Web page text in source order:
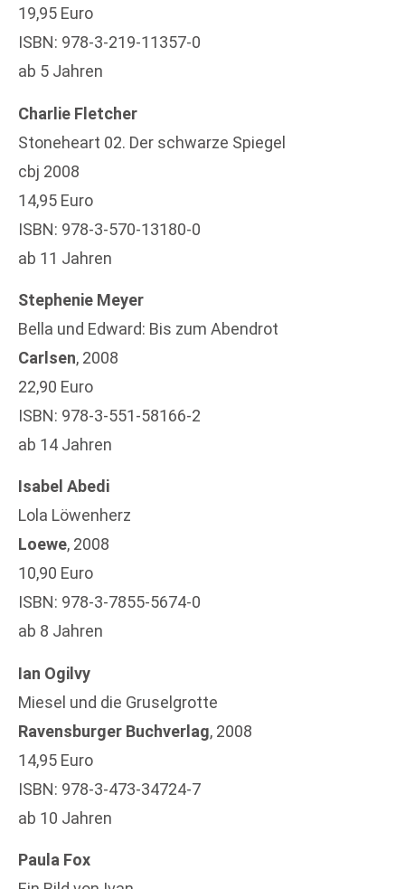
19,95 Euro
ISBN: 978-3-219-11357-0
ab 5 Jahren
Charlie Fletcher
Stoneheart 02. Der schwarze Spiegel
cbj 2008
14,95 Euro
ISBN: 978-3-570-13180-0
ab 11 Jahren
Stephenie Meyer
Bella und Edward: Bis zum Abendrot
Carlsen, 2008
22,90 Euro
ISBN: 978-3-551-58166-2
ab 14 Jahren
Isabel Abedi
Lola Löwenherz
Loewe, 2008
10,90 Euro
ISBN: 978-3-7855-5674-0
ab 8 Jahren
Ian Ogilvy
Miesel und die Gruselgrotte
Ravensburger Buchverlag, 2008
14,95 Euro
ISBN: 978-3-473-34724-7
ab 10 Jahren
Paula Fox